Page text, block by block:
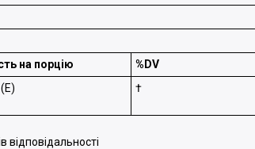
на порцію
%DV
†